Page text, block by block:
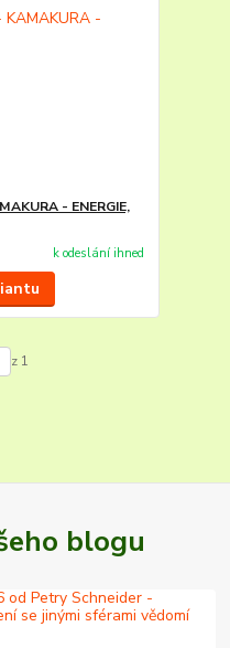
- ENERGIE,
k odeslání ihned
z 1
blogu